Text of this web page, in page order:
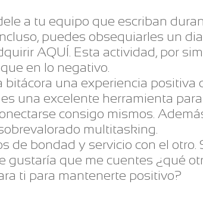
a tu equipo que escriban
puedes obsequiarles un
AQUÍ. Esta actividad, por
en lo negativo.
bitácora una experiencia positiva
una excelente herramienta
consigo mismos.
multitasking.
de bondad y servicio con el
gustaría que me cuentes ¿qué
ti para mantenerte positivo?